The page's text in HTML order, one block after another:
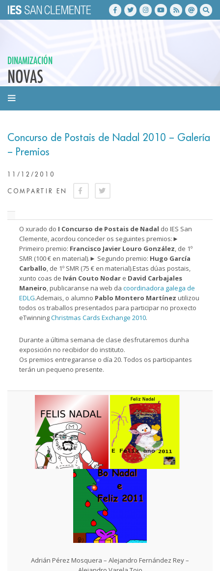
DINAMIZACIÓN
NOVAS
Concurso de Postais de Nadal 2010 – Galería
– Premios
11/12/2010
COMPARTIR EN
O xurado do I Concurso de Postais de Nadal do IES San
Clemente, acordou conceder os seguintes premios:►
Primeiro premio: Francisco Javier Louro González, de 1º
SMR (100 € en material).► Segundo premio: Hugo García
Carballo, de 1º SMR (75 € en material).Estas dúas postais,
xunto coas de Iván Couto Nodar e David Carbajales
Maneiro, publicaranse na web da coordinadora galega de
EDLG.Ademais, o alumno Pablo Montero Martínez utilizou
todos os traballos presentados para participar no proxecto
eTwinningChristmas Cards Exchange 2010.
Durante a última semana de clase desfrutaremos dunha
exposición no recibidor do instituto.
Os premios entregaranse o día 20. Todos os participantes
terán un pequeno presente.
Adrián Pérez Mosquera – Alejandro Fernández Rey –